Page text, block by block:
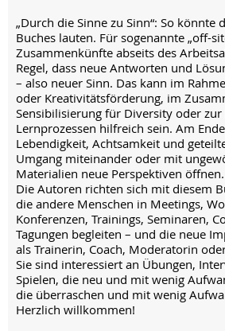
„Durch die Sinne zu Sinn“: So könnte
Buches lauten. Für sogenannte „off-
Zusammenkünfte abseits des
Regel, dass neue Antworten und
– also neuer Sinn. Das kann im
oder Kreativitätsförderung, im
Sensibilisierung für Diversity oder
Lernprozessen hilfreich sein. Am
Lebendigkeit, Achtsamkeit und
Umgang miteinander oder mit
Materialien neue Perspektiven öffnen.
Die Autoren richten sich mit diesem
die andere Menschen in Meetings,
Konferenzen, Trainings, Seminaren,
Tagungen begleiten – und die neue
als Trainerin, Coach, Moderatorin
Sie sind interessiert an Übungen,
Spielen, die neu und mit wenig
die überraschen und mit wenig
Herzlich willkommen!